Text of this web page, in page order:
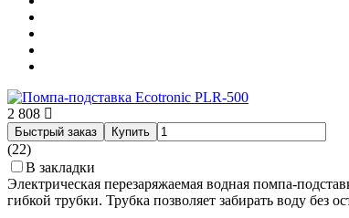
2 808
Быстрый заказ Купить
(22)
В закладки
Электрическая перезаряжаемая водная помпа-
гибкой трубки. Трубка позволяет забирать воду